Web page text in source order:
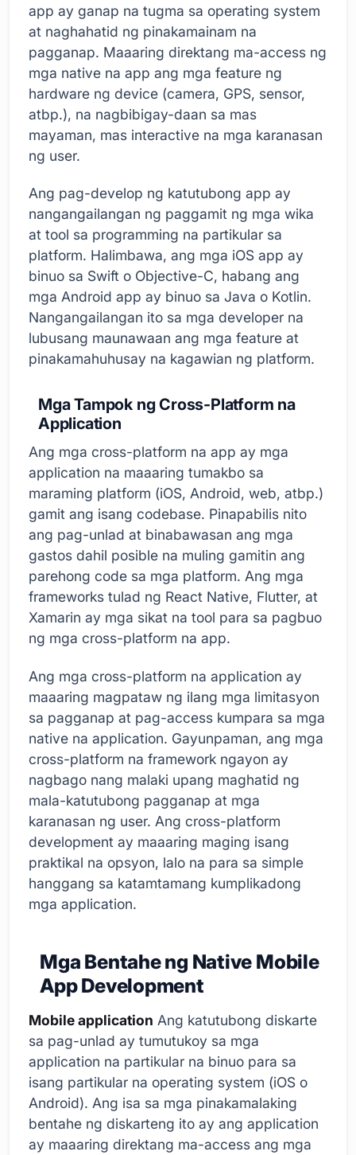
app ay ganap na tugma sa operating system
at naghahatid ng pinakamainam na
pagganap. Maaaring direktang ma-access ng
mga native na app ang mga feature ng
hardware ng device (camera, GPS, sensor,
atbp.), na nagbibigay-daan sa mas
mayaman, mas interactive na mga karanasan
ng user.
Ang pag-develop ng katutubong app ay
nangangailangan ng paggamit ng mga wika
at tool sa programming na partikular sa
platform. Halimbawa, ang mga iOS app ay
binuo sa Swift o Objective-C, habang ang
mga Android app ay binuo sa Java o Kotlin.
Nangangailangan ito sa mga developer na
lubusang maunawaan ang mga feature at
pinakamahuhusay na kagawian ng platform.
Mga Tampok ng Cross-Platform na
Application
Ang mga cross-platform na app ay mga
application na maaaring tumakbo sa
maraming platform (iOS, Android, web, atbp.)
gamit ang isang codebase. Pinapabilis nito
ang pag-unlad at binabawasan ang mga
gastos dahil posible na muling gamitin ang
parehong code sa mga platform. Ang mga
frameworks tulad ng React Native, Flutter, at
Xamarin ay mga sikat na tool para sa pagbuo
ng mga cross-platform na app.
Ang mga cross-platform na application ay
maaaring magpataw ng ilang mga limitasyon
sa pagganap at pag-access kumpara sa mga
native na application. Gayunpaman, ang mga
cross-platform na framework ngayon ay
nagbago nang malaki upang maghatid ng
mala-katutubong pagganap at mga
karanasan ng user. Ang cross-platform
development ay maaaring maging isang
praktikal na opsyon, lalo na para sa simple
hanggang sa katamtamang kumplikadong
mga application.
Mga Bentahe ng Native Mobile
App Development
Mobile application Ang katutubong diskarte
sa pag-unlad ay tumutukoy sa mga
application na partikular na binuo para sa
isang partikular na operating system (iOS o
Android). Ang isa sa mga pinakamalaking
bentahe ng diskarteng ito ay ang application
ay maaaring direktang ma-access ang mga